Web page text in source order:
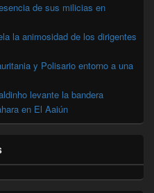
de sus milicias en
la animosidad de los dirigentes
y Polisario entorno a una
levante la bandera
en El Aaiún